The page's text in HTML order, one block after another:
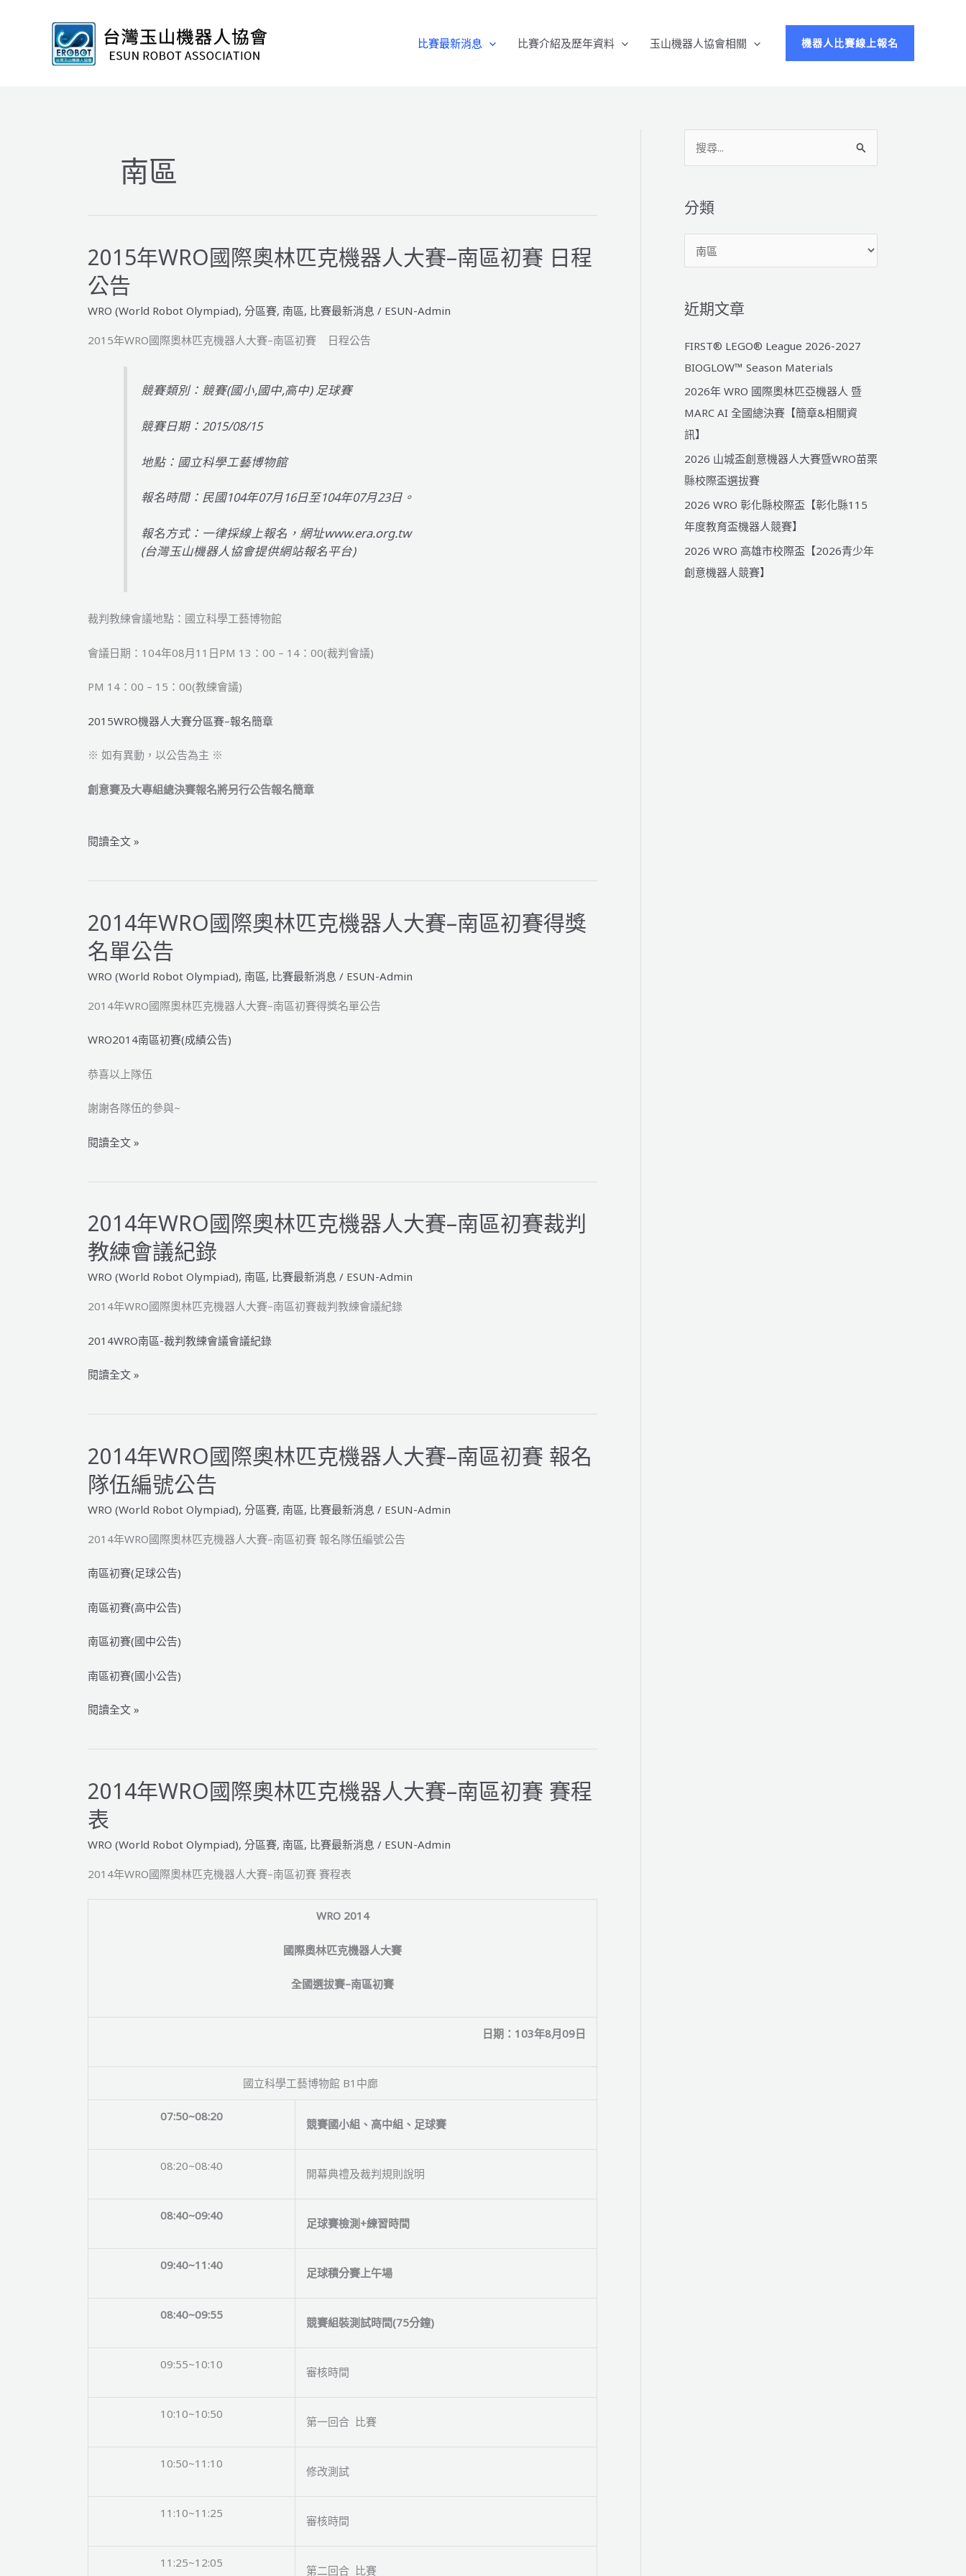
比賽最新消息 比賽介紹及歷年資料 玉山機器人協會相關 機器人比賽線上報名
南區
2015年WRO國際奧林匹克機器人大賽–南區初賽 日程
公告
WRO (World Robot Olympiad), 分區賽, 南區, 比賽最新消息 / ESUN-Admin
2015年WRO國際奧林匹克機器人大賽–南區初賽 日程公告
競賽類別：競賽(國小,國中,高中) 足球賽
競賽日期：2015/08/15
地點：國立科學工藝博物館
報名時間：民國104年07月16日至104年07月23日。
報名方式：一律採線上報名，網址www.era.org.tw
(台灣玉山機器人協會提供網站報名平台)
裁判教練會議地點：國立科學工藝博物館
會議日期：104年08月11日PM 13：00 – 14：00(裁判會議)
PM 14：00 – 15：00(教練會議)
2015WRO機器人大賽分區賽–報名簡章
※ 如有異動，以公告為主 ※
創意賽及大專組總決賽報名將另行公告報名簡章
2015
際
奧
林
匹
克
機
人
賽
南
初
日
公
告
閱讀全文 »
2014年WRO國際奧林匹克機器人大賽–南區初賽得獎
名單公告
WRO (World Robot Olympiad), 南區, 比賽最新消息 / ESUN-Admin
2014年WRO國際奧林匹克機器人大賽–南區初賽得獎名單公告
WRO2014南區初賽(成績公告)
恭喜以上隊伍
謝謝各隊伍的參與~
2014
際
奧
林
克
機
人
賽
南
初
賽
得
名
單
告
閱讀全文 »
2014年WRO國際奧林匹克機器人大賽–南區初賽裁判
教練會議紀錄
WRO (World Robot Olympiad), 南區, 比賽最新消息 / ESUN-Admin
2014年WRO國際奧林匹克機器人大賽–南區初賽裁判教練會議紀錄
2014WRO南區-裁判教練會議會議紀錄
2014
際
奧
林
匹
克
機
人
賽
南
初
裁
教
會
紀
錄
閱讀全文 »
2014年WRO國際奧林匹克機器人大賽–南區初賽 報名
隊伍編號公告
WRO (World Robot Olympiad), 分區賽, 南區, 比賽最新消息 / ESUN-Admin
2014年WRO國際奧林匹克機器人大賽–南區初賽 報名隊伍編號公告
南區初賽(足球公告)
南區初賽(高中公告)
南區初賽(國中公告)
南區初賽(國小公告)
2014
際
奧
林
克
機
初
名
伍
閱讀全文 »
2014年WRO國際奧林匹克機器人大賽–南區初賽 賽程
表
WRO (World Robot Olympiad), 分區賽, 南區, 比賽最新消息 / ESUN-Admin
2014年WRO國際奧林匹克機器人大賽–南區初賽 賽程表
WRO 2014
國際奧林匹克機器人大賽
全國選拔賽–南區初賽
日期： 103年8月09日
國立科學工藝博物館 B1中廊
07:50~08:20
競賽國小組、高中組 、 足球賽
08:20~08:40
開幕典禮及裁判規則說明
08:40~09:40
足球賽檢測 +練習時間
09:40~11:40
足球積分賽上午場
08:40~09:55
競賽組裝測試時間(75分鐘)
09:55~10:10
審核時間
10:10~10:50
第一回合 比賽
10:50~11:10
修改測試
11:10~11:25
審核時間
11:25~12:05
第二回合 比賽
鍵
分類
類
近期文章
FIRST® LEGO® League 2026-2027
BIOGLOW™ Season Materials
2026年 WRO 國際奧林匹亞機器人 暨
MARC AI 全國總決賽【簡章&相關資
訊】
2026 山城盃創意機器人大賽暨WRO苗栗
縣校際盃選拔賽
2026 WRO 彰化縣校際盃【彰化縣115
年度教育盃機器人競賽】
2026 WRO 高雄市校際盃【2026青少年
創意機器人競賽】